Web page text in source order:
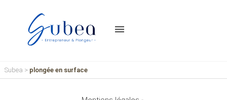
menu
Subea > plongée en surface